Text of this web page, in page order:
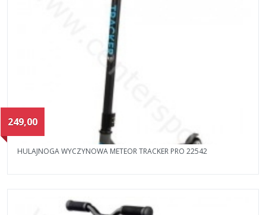
249,00
HULAJNOGA WYCZYNOWA METEOR TRACKER PRO 22542